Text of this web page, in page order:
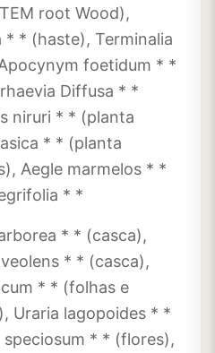
root Wood),
* (haste), Terminalia
foetidum * *
Diffusa * *
niruri * * (planta
* * (planta
Aegle marmelos * *
* *
* * (casca),
* * (casca),
* * (folhas e
Uraria lagopoides * *
speciosum * * (flores),